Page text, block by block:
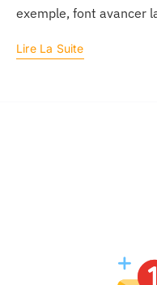
exemple, font avancer
Lire La Suite